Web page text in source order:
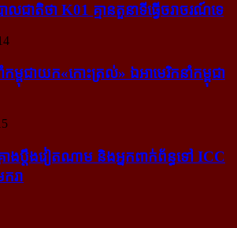
ជាតិ​ថា K01 គ្មាន​តួនាទី​ធ្វើ​ចរាចរណ៍​ទេ
ម្ពុជា​យក​«កោះ​ត្រល់» ឯ​អាមេរិក​នាំ​កម្ពុជា​
ង​ប្តឹង​វៀតណាម និង​អ្នក​ពាក់​ព័ន្ធ​ទៅ ICC
ករា